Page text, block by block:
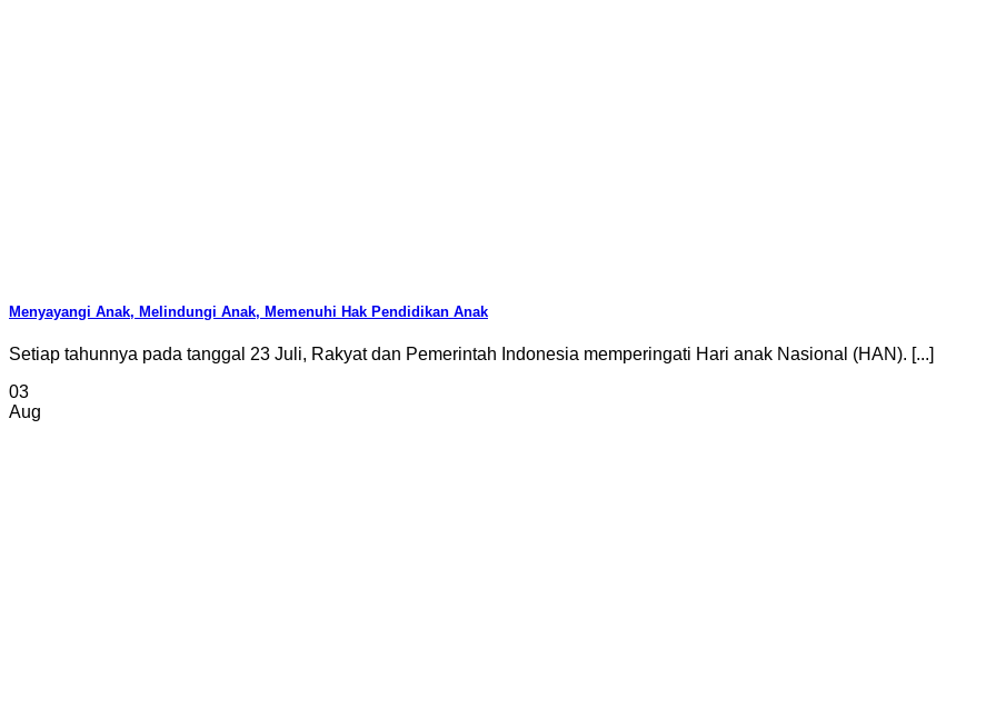
Menyayangi Anak, Melindungi Anak, Memenuhi Hak Pendidikan Anak
Setiap tahunnya pada tanggal 23 Juli, Rakyat dan Pemerintah Indonesia memperingati Hari anak Nasional (HAN). [...]
03
Aug